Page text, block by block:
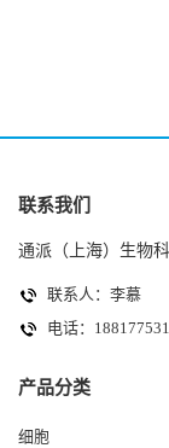
联系我们
通派（上海）生物
联系人：李慕
电话：
产品分类
细胞